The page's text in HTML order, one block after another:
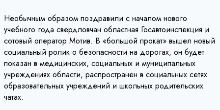
Необычным образом поздравили с началом нового
учебного года свердловчан областная Госавтоинспекция и
сотовый оператор Мотив. В «большой прокат» вышел новый
социальный ролик о безопасности на дорогах, он будет
показан в медицинских, социальных и муниципальных
учреждениях области, распространен в социальных сетях
образовательных учреждений и школьных родительских
чатах.